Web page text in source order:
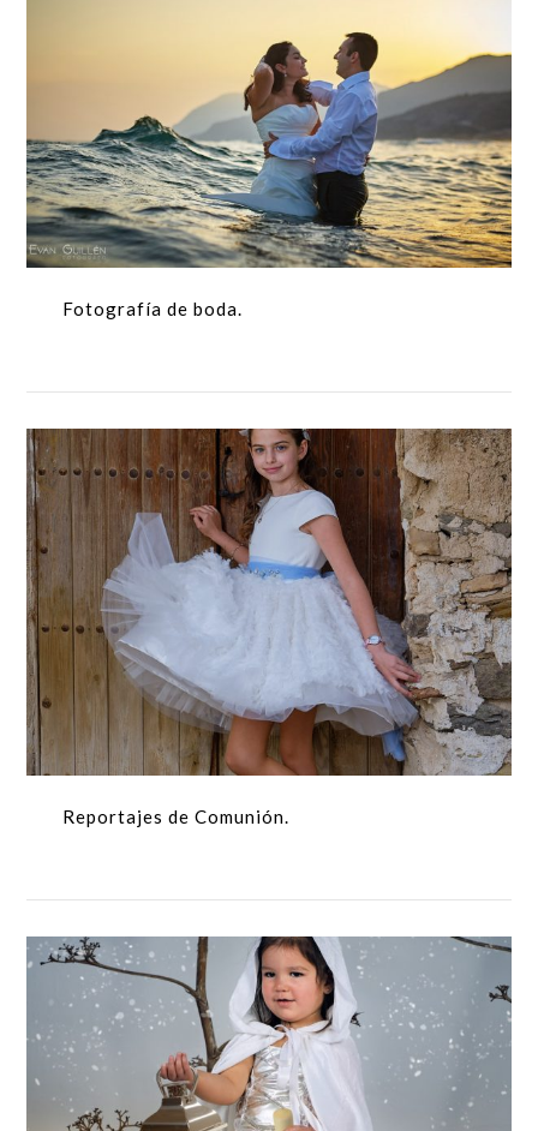
Fotografía de boda.
Reportajes de Comunión.